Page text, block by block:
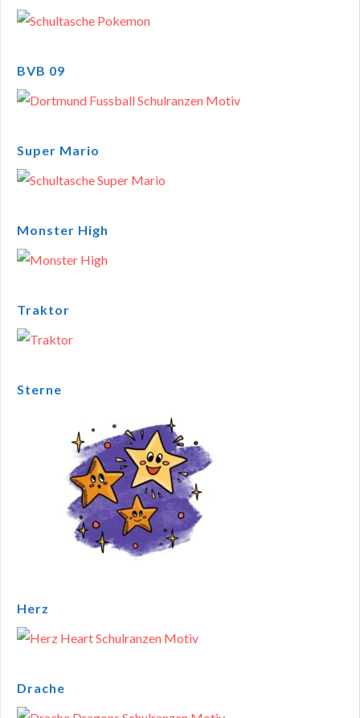
BVB 09
Super Mario
Monster High
Traktor
Sterne
Herz
Drache